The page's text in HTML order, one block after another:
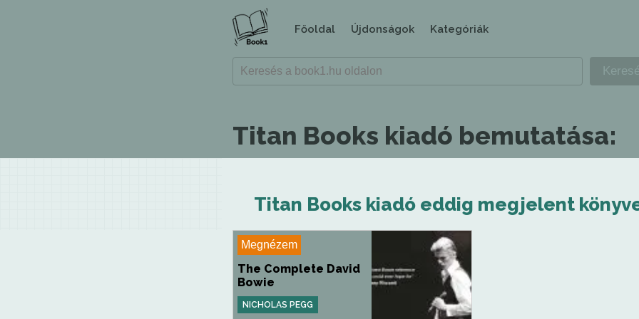
Főoldal Újdonságok Kategóriák
Titan Books kiadó bemutatása:
Titan Books kiadó eddig megjelent
Megnézem
The Complete David
Bowie
NICHOLAS PEGG